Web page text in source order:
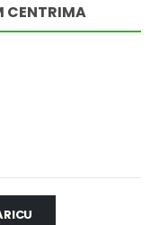
CENTRIMA